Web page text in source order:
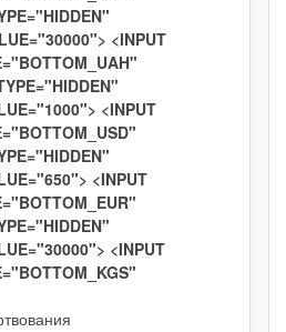
<INPUT
<INPUT
<INPUT
<INPUT